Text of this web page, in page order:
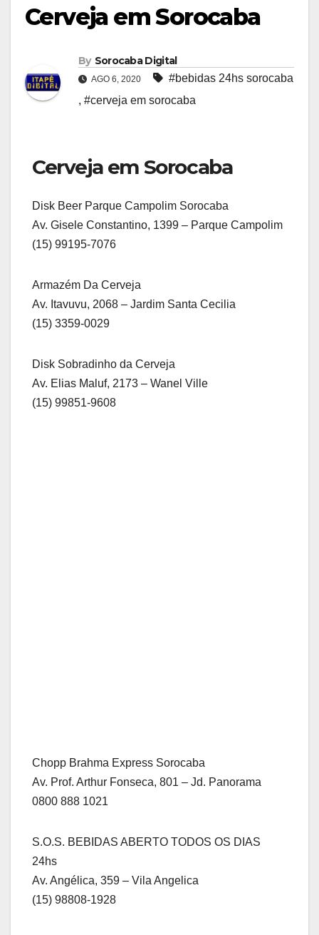
Cerveja em Sorocaba
By Sorocaba Digital
AGO 6, 2020
#bebidas 24hs sorocaba
, #cerveja em sorocaba
Cerveja em Sorocaba
Disk Beer Parque Campolim Sorocaba
Av. Gisele Constantino, 1399 – Parque Campolim
(15) 99195-7076
Armazém Da Cerveja
Av. Itavuvu, 2068 – Jardim Santa Cecilia
(15) 3359-0029
Disk Sobradinho da Cerveja
Av. Elias Maluf, 2173 – Wanel Ville
(15) 99851-9608
Chopp Brahma Express Sorocaba
Av. Prof. Arthur Fonseca, 801 – Jd. Panorama
0800 888 1021
S.O.S. BEBIDAS ABERTO TODOS OS DIAS
24hs
Av. Angélica, 359 – Vila Angelica
(15) 98808-1928